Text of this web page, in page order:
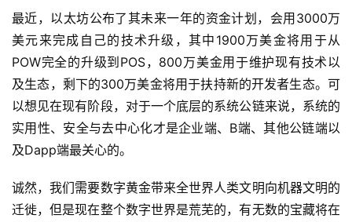
最近，以太坊公布了其未来一年的资金计划，会用3000万
美元来完成自己的技术升级，其中1900万美金将用于从
POW完全的升级到POS，800万美金用于维护现有技术以
及生态，剩下的300万美金将用于扶持新的开发者生态。可
以想见在现有阶段，对于一个底层的系统公链来说，系统的
实用性、安全与去中心化才是企业端、B端、其他公链端以
及Dapp端最关心的。
诚然，我们需要数字黄金带来全世界人类文明向机器文明的
迁徙，但是现在整个数字世界是荒芜的，有无数的宝藏将在